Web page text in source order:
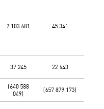
2 103 681 45 341
37 245 22 643
(640 588
049)
(657 879 173)